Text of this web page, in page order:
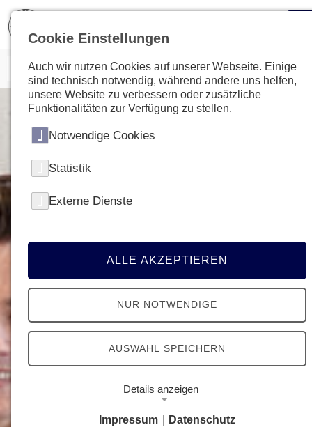
Cookie Einstellungen
Auch wir nutzen Cookies auf unserer Webseite. Einige
sind technisch notwendig, während andere uns helfen,
unsere Website zu verbessern oder zusätzliche
Funktionalitäten zur Verfügung zu stellen.
Notwendige Cookies
Statistik
Externe Dienste
ALLE AKZEPTIEREN
NUR NOTWENDIGE
AUSWAHL SPEICHERN
Details anzeigen
Impressum Datenschutz